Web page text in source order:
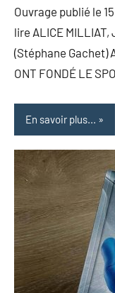
Ouvrage publié le
lire ALICE MILLIAT,
(Stéphane Gachet)
ONT FONDÉ LE
En savoir plus...